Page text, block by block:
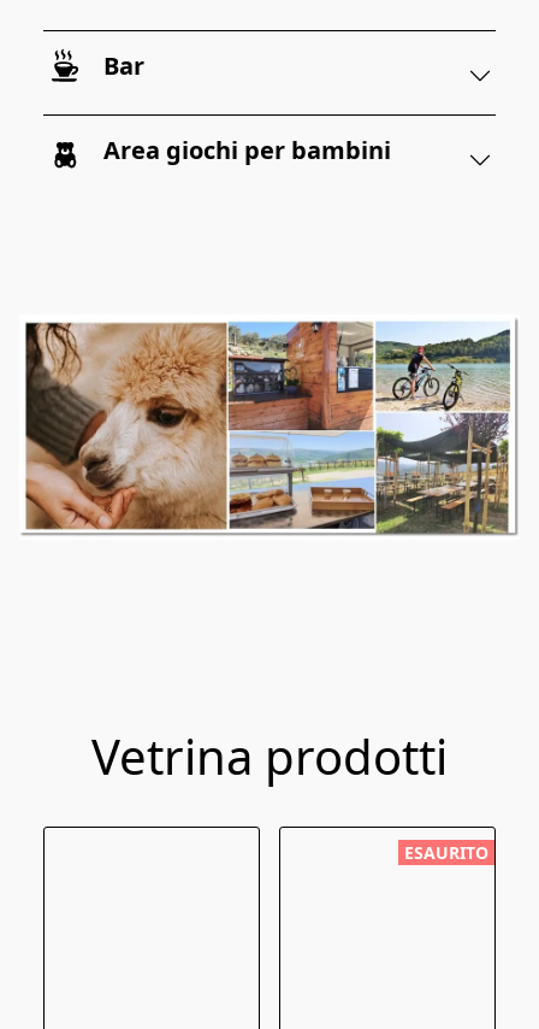
Bar
Area giochi per bambini
Vetrina prodotti
ESAURITO